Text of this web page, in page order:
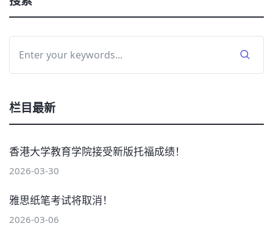
栏目最新
香港大学教育学院接受新版托福成绩！
2026-03-30
雅思纸笔考试将取消！
2026-03-06